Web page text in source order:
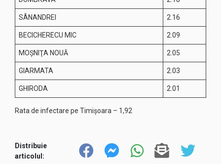
SÂNANDREI 2.16
BECICHERECU MIC 2.09
MOŞNIŢA NOUĂ 2.05
GIARMATA 2.03
GHIRODA 2.01
Rata de infectare pe Timișoara – 1,92
Distribuie
articolul: